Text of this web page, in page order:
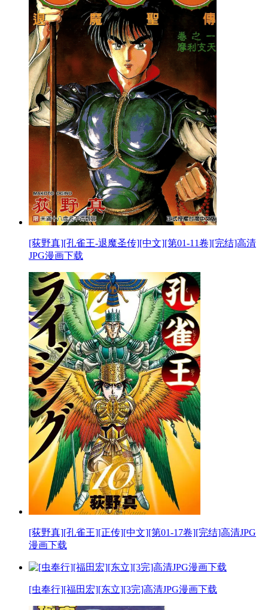
[荻野真][孔雀王-退魔圣传][中文][第01-11卷][完结]高清
JPG漫画下载
[荻野真][孔雀王][正传][中文][第01-17卷][完结]高清JPG
漫画下载
[虫奉行][福田宏][东立][3完]高清JPG漫画下载